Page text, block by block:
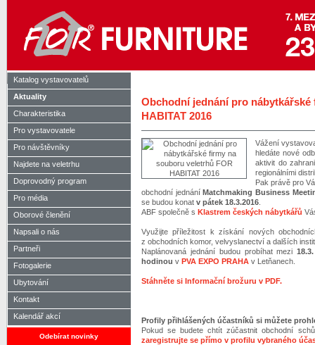
Katalog vystavovatelů
Aktuality
Charakteristika
Pro vystavovatele
Pro návštěvníky
Najdete na veletrhu
Doprovodný program
Pro média
Oborové členění
Napsali o nás
Partneři
Fotogalerie
Ubytování
Kontakt
Kalendář akcí
Odebírat novinky
Obchodní jednání pro
HABITAT 2016
Vážení
hledáte nové
aktivit do
regionálními
Pak právě pro
obchodní jednáníMatchmaking Business
se budou konat v pátek 18.3.2016
ABF společně s Klastrem českých nábytkářů
Využijte příležitost k získání nových
z obchodních komor, velvyslanectví a dalších
Naplánovaná jednání budou probíhat mezi
hodinou v PVA EXPO PRAHA v Letňanech.
Stáhněte si Informační brožuru v PDF.
Profily přihlášených účastníků si můžete
Pokud se budete chtít zúčastnit obchodní
zaregistrujte se přímo v profilu vybraného